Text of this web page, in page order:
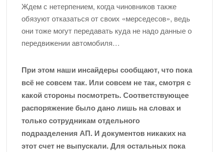
Ждем с нетерпением, когда чиновников также
обязуют отказаться от своих «мерседесов», ведь
они тоже могут передавать куда не надо данные о
передвижении автомобиля…
При этом наши инсайдеры сообщают, что пока
всё не совсем так. Или совсем не так, смотря с
какой стороны посмотреть. Соответствующее
распоряжение было дано лишь на словах и
только сотрудникам отдельного
подразделения АП. И документов никаких на
этот счет не выпускали. Для остальных пока